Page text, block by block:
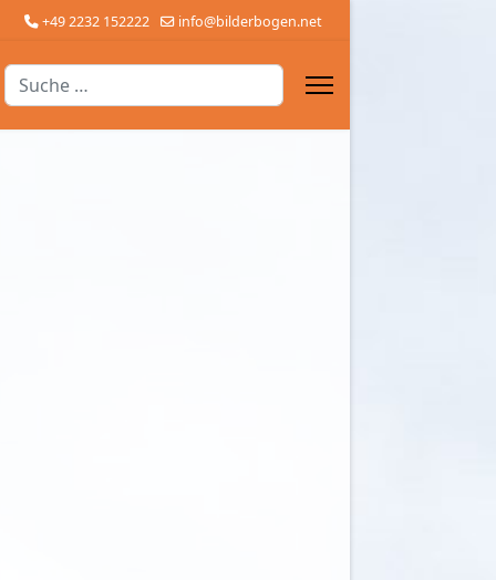
+49 2232 152222 info@bilderbogen.net
Suchen